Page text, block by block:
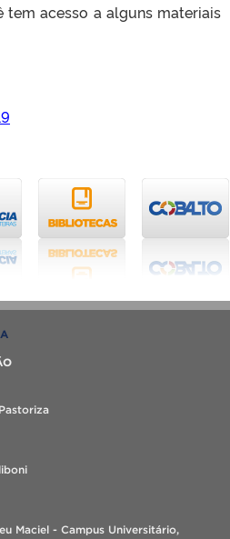
tem acesso a alguns materiais
Maciel - Campus Universitário,